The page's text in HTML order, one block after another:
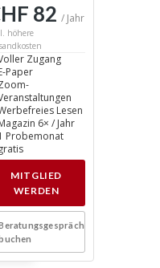
82/ Jahr
höhere
Zugang
Paper
Lesen
6× / Jahr
Probemonat
MITGLIED
WERDEN